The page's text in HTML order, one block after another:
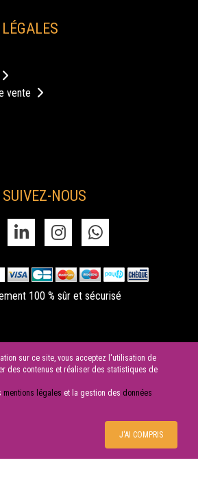
sur ce site, vous acceptez l'utilisation de
des contenus et réaliser des statistiques de
mentions légales et la gestion des données
J'AI COMPRIS
vente
SUIVEZ-NOUS
100 % sûr et sécurisé
NOIRS | Tous droits réservés